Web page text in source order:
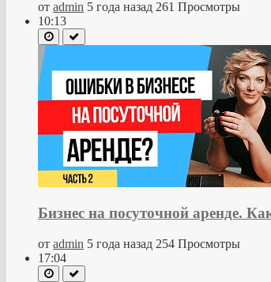
от admin 5 года назад 261 Просмотры
10:13
Бизнес на посуточной аренде.
от admin 5 года назад 254 Просмотры
17:04